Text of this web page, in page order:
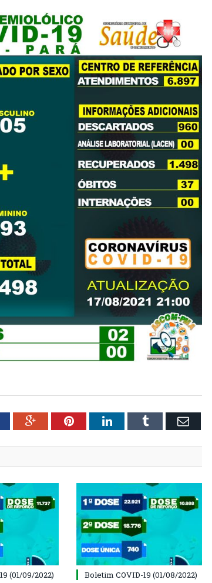
Google+PinterestLinkedInTumblr Email
(01/09/2022) Boletim COVID-19 (01/08/2022)